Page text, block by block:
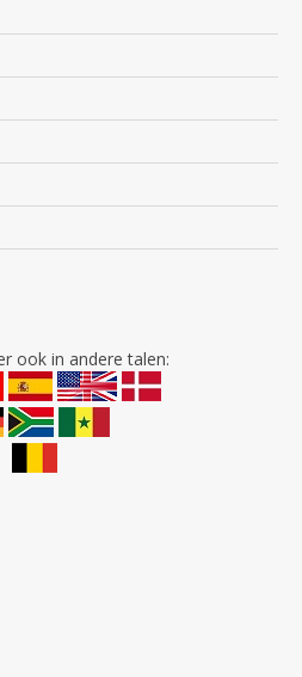
ook in andere talen: